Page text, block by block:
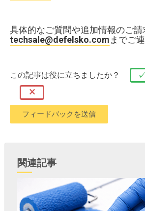
具体的なご質問や追加情報のご請
techsale@defelsko.com までご
この記事は役に立ちましたか？
×
関連記事